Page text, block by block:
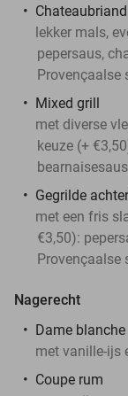
Chateaubriand
lekker mals,
pepersaus,
Provençaalse
Mixed grill
met diverse
keuze (+
Gegrilde
met een fris
€3,50):
Provençaalse
Nagerecht
Dame blanche
met vanille-ijs
Coupe rum